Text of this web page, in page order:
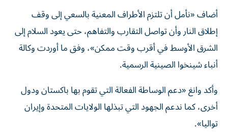
أضاف «نأمل أن تلتزم الأطراف المعنية بالسعي إلى وقف
إطلاق النار وأن تواصل التقارب والتفاهم، حتى يعود السلام إلى
الشرق الأوسط في أقرب وقت ممكن»، وفق ما أوردت وكالة
أنباء شينخوا الصينية الرسمية.
وأكد وانغ «دعم الوساطة الفعالة التي تقوم بها باكستان ودول
أخرى، كما ندعم الجهود التي تبذلها الولايات المتحدة وإيران
تواليا».